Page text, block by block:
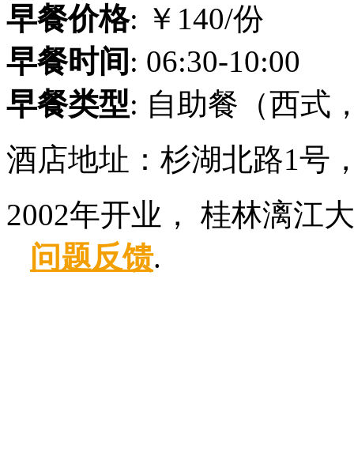
早餐价格: ￥140/份
早餐时间 : 06:30-10:00
早餐类型: 自助餐（西式
酒店地址：杉湖北路1号
2002年开业， 桂林漓江
问题反馈.